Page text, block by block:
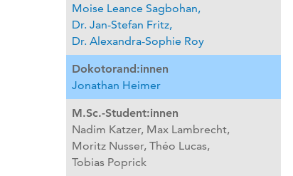
Moise Leance Sagbohan,
Dr. Jan-Stefan Fritz,
Dr. Alexandra-Sophie Roy
Dokotorand:innen
Jonathan Heimer
M.Sc.-Student:innen
Nadim Katzer, Max Lambrecht,
Moritz Nusser, Théo Lucas,
Tobias Poprick